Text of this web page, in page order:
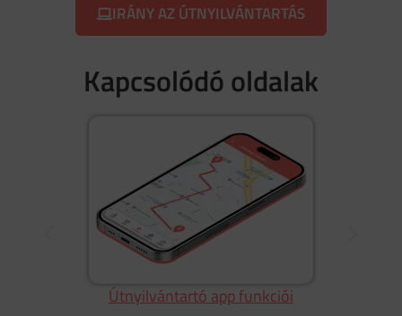
IRÁNY AZ ÚTNYILVÁNTARTÁS
Kapcsolódó oldalak
papírmunkát, éld a modern vállalkozói életet!